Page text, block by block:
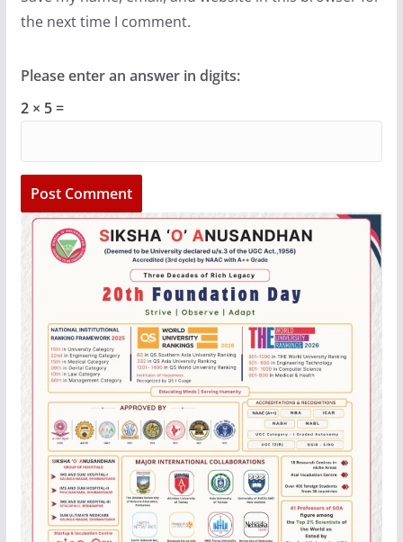
the next time I comment.
Please enter an answer in digits:
2 × 5 =